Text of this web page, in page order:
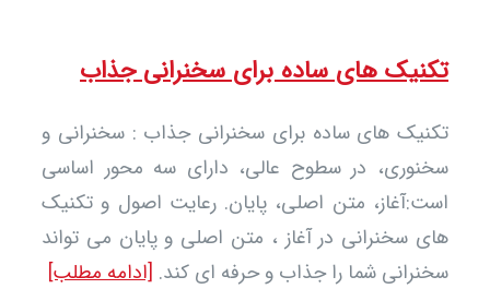
های ساده برای سخنرانی جذاب
های ساده برای سخنرانی جذاب : سخنرانی و
در سطوح عالی، دارای سه محور اساسی
متن اصلی، پایان. رعایت اصول و تکنیک
سخنرانی در آغاز ، متن اصلی و پایان می تواند
شما را جذاب و حرفه ای کند. [ادامه مطلب]